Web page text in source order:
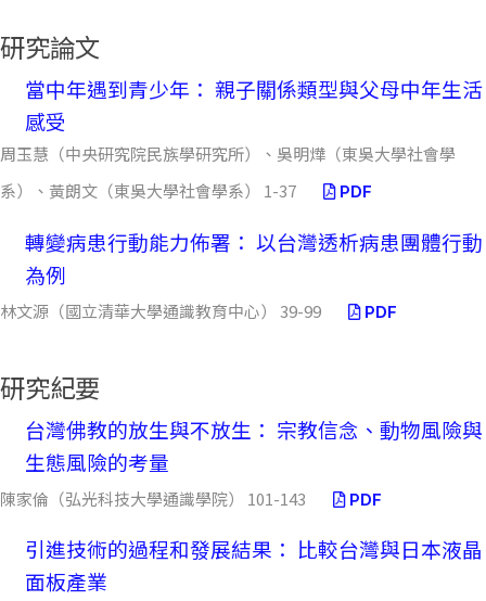
研究論文
當中年遇到青少年： 親子關係類型與父母中年生活
感受
周玉慧（中央研究院民族學研究所）、吳明燁（東吳大學社會學
系）、黃朗文（東吳大學社會學系） 1-37
PDF
轉變病患行動能力佈署： 以台灣透析病患團體行動
為例
林文源（國立清華大學通識教育中心） 39-99 PDF
研究紀要
台灣佛教的放生與不放生： 宗教信念、動物風險與
生態風險的考量
陳家倫（弘光科技大學通識學院） 101-143 PDF
引進技術的過程和發展結果： 比較台灣與日本液晶
面板產業